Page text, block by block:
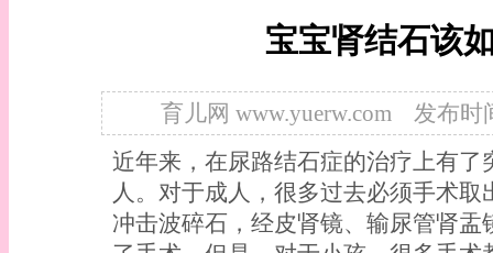
宝宝肾结石该
育儿网 www.yuerw.com
发布时
近年来，在尿路结石症的治疗上有了
人。对于成人，很多过去必须手术
冲击波碎石，经皮肾镜、输尿管肾